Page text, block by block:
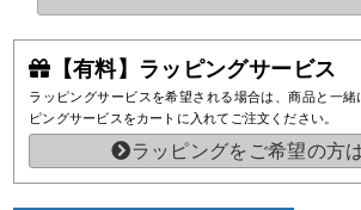
【有料】ラッピングサービス
ラッピングサービスを希望される場合は、商品と一
ピングサービスをカートに入れてご注文ください。
ラッピングをご希望の方